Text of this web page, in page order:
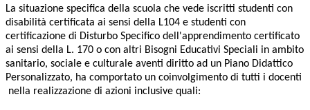
La situazione specifica della scuola che vede iscritti studenti con
disabilità certificata ai sensi della L104 e studenti con
certificazione di Disturbo Specifico dell'apprendimento certificato
ai sensi della L. 170 o con altri Bisogni Educativi Speciali in ambito
sanitario, sociale e culturale aventi diritto ad un Piano Didattico
Personalizzato, ha comportato un coinvolgimento di tutti i docenti
nella realizzazione di azioni inclusive quali: